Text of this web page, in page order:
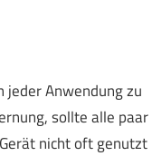
jeder Anwendung zu
sollte alle paar
nicht oft genutzt